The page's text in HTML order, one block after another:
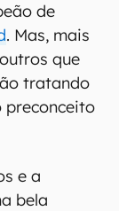
de
. Mas, mais
que
tratando
preconceito
e a
bela